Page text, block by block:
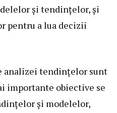
și tendințelor, și
pentru a lua decizii
analizei tendințelor sunt
importante obiective se
și modelelor,